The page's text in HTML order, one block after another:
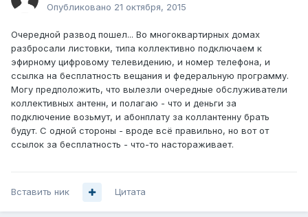
Опубликовано 21 октября, 2015
Очередной развод пошел... Во многоквартирных домах
разбросали листовки, типа коллективно подключаем к
эфирному цифровому телевидению, и номер телефона, и
ссылка на бесплатность вещания и федеральную программу.
Могу предположить, что вылезли очередные обслуживатели
коллективных антенн, и полагаю - что и деньги за
подключение возьмут, и абонплату за коллантенну брать
будут. С одной стороны - вроде всё правильно, но вот от
ссылок за бесплатность - что-то настораживает.
Вставить ник Цитата